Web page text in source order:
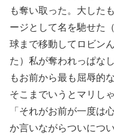
も奪い取った。大した
ージとして名を馳せた
球まで移動してロビン
た）私が奪われっぱな
もお前から最も屈辱的
そこまでいうとマリし
「それがお前が一度は
か言いながらついにつ